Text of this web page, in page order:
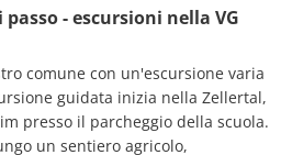
- escursioni nella VG
comune con un'escursione varia
guidata inizia nella Zellertal,
presso il parcheggio della scuola.
un sentiero agricolo,